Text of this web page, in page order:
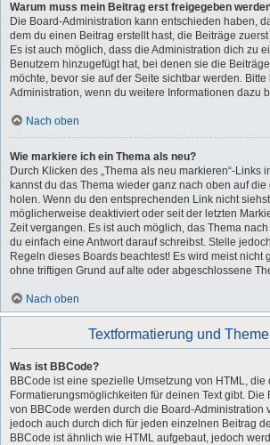
Warum muss mein Beitrag erst freigegeben
Die Board-Administration kann entschieden haben,
dem du einen Beitrag erstellt hast, die Beiträge
Es ist auch möglich, dass die Administration dich zu
Benutzern hinzugefügt hat, bei denen sie die
möchte, bevor sie auf der Seite sichtbar werden.
Administration, wenn du weitere Informationen dazu
Nach oben
Wie markiere ich ein Thema als neu?
Durch Klicken des „Thema als neu markieren“-Links
kannst du das Thema wieder ganz nach oben auf
holen. Wenn du den entsprechenden Link nicht
möglicherweise deaktiviert oder seit der letzten
Zeit vergangen. Es ist auch möglich, das Thema
du einfach eine Antwort darauf schreibst. Stelle
Regeln dieses Boards beachtest! Es wird meist nicht
ohne triftigen Grund auf alte oder abgeschlossene
Nach oben
Textformatierung und
Was ist BBCode?
BBCode ist eine spezielle Umsetzung von HTML, die
Formatierungsmöglichkeiten für deinen Text gibt. Die
von BBCode werden durch die Board-Administration
jedoch auch durch dich für jeden einzelnen Beitrag
BBCode ist ähnlich wie HTML aufgebaut, jedoch